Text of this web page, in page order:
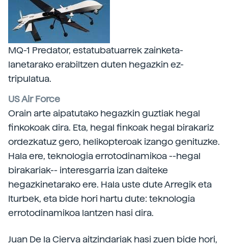
MQ-1 Predator, estatubatuarrek zainketa-
lanetarako erabiltzen duten hegazkin ez-
tripulatua.
US Air Force
Orain arte aipatutako hegazkin guztiak hegal
finkokoak dira. Eta, hegal finkoak hegal birakariz
ordezkatuz gero, helikopteroak izango genituzke.
Hala ere, teknologia errotodinamikoa --hegal
birakariak-- interesgarria izan daiteke
hegazkinetarako ere. Hala uste dute Arregik eta
Iturbek, eta bide hori hartu dute: teknologia
errotodinamikoa lantzen hasi dira.
Juan De la Cierva aitzindariak hasi zuen bide hori,